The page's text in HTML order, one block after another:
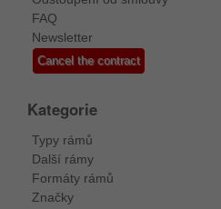
FAQ
Newsletter
Cancel the contract
Kategorie
Typy rámů
Další rámy
Formáty rámů
Značky